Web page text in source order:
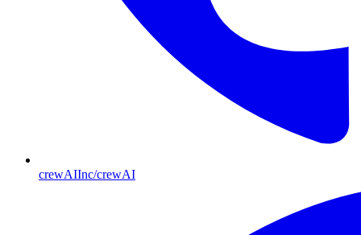
crewAIInc/crewAI